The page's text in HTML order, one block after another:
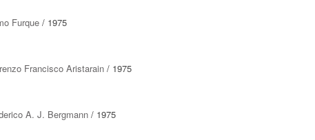
Furque / 1975
Francisco Aristarain / 1975
A. J. Bergmann / 1975